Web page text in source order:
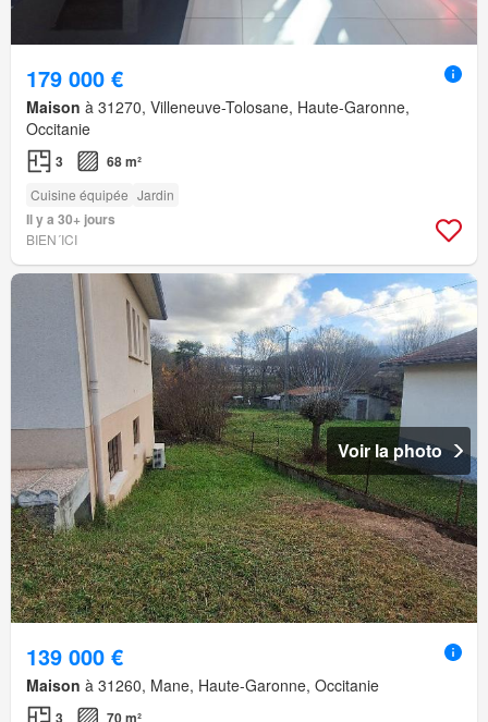
179 000 €
Maison à 31270, Villeneuve-Tolosane, Haute-Garonne,
Occitanie
3 68 m²
Cuisine équipée Jardin
Il y a 30+ jours
BIEN´ICI
Voir la photo
139 000 €
Maison à 31260, Mane, Haute-Garonne, Occitanie
3 70 m²